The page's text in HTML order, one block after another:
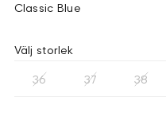
Classic Blue
Välj storlek
36 37 38